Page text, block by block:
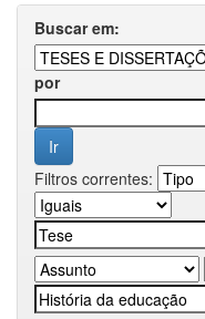
Buscar em:
por
Filtros correntes: